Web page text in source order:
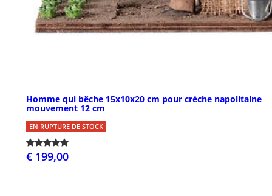
Homme qui bêche 15x10x20 cm pour crèche napolitaine
mouvement 12 cm
EN RUPTURE DE STOCK
€ 199,00